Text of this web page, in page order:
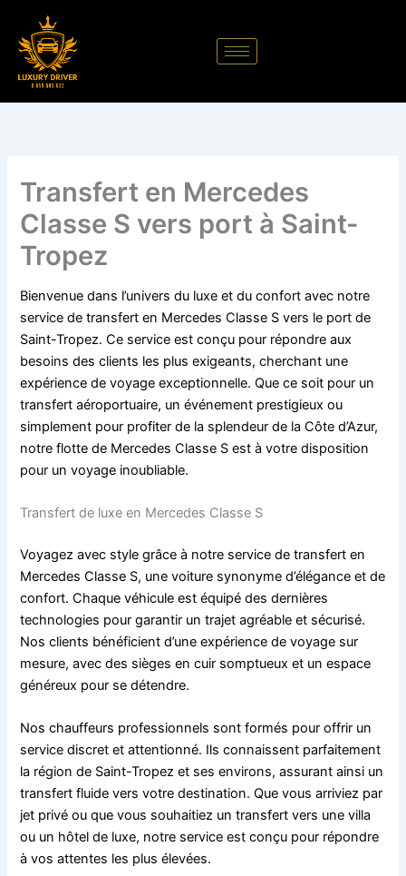
contenu
Transfert en Mercedes
Classe S vers port à Saint-
Tropez
Bienvenue dans l’univers du luxe et du confort avec notre
service de transfert en Mercedes Classe S vers le port de
Saint-Tropez. Ce service est conçu pour répondre aux
besoins des clients les plus exigeants, cherchant une
expérience de voyage exceptionnelle. Que ce soit pour un
transfert aéroportuaire, un événement prestigieux ou
simplement pour profiter de la splendeur de la Côte d’Azur,
notre flotte de Mercedes Classe S est à votre disposition
pour un voyage inoubliable.
Transfert de luxe en Mercedes Classe S
Voyagez avec style grâce à notre service de transfert en
Mercedes Classe S, une voiture synonyme d’élégance et de
confort. Chaque véhicule est équipé des dernières
technologies pour garantir un trajet agréable et sécurisé.
Nos clients bénéficient d’une expérience de voyage sur
mesure, avec des sièges en cuir somptueux et un espace
généreux pour se détendre.
Nos chauffeurs professionnels sont formés pour offrir un
service discret et attentionné. Ils connaissent parfaitement
la région de Saint-Tropez et ses environs, assurant ainsi un
transfert fluide vers votre destination. Que vous arriviez par
jet privé ou que vous souhaitiez un transfert vers une villa
ou un hôtel de luxe, notre service est conçu pour répondre
à vos attentes les plus élevées.